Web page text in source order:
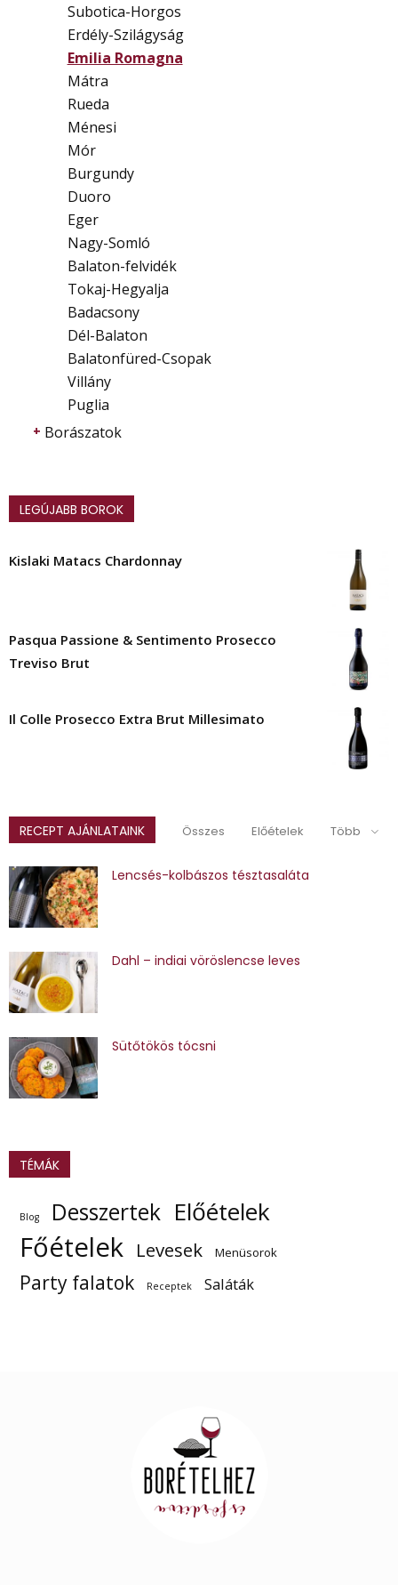
Subotica-Horgos
Erdély-Szilágyság
Emilia Romagna
Mátra
Rueda
Ménesi
Mór
Burgundy
Duoro
Eger
Nagy-Somló
Balaton-felvidék
Tokaj-Hegyalja
Badacsony
Dél-Balaton
Balatonfüred-Csopak
Villány
Puglia
Borászatok
LEGÚJABB BOROK
Kislaki Matacs Chardonnay
Pasqua Passione & Sentimento Prosecco
Treviso Brut
Il Colle Prosecco Extra Brut Millesimato
RECEPT AJÁNLATAINK Összes Előételek Több
Lencsés-kolbászos tésztasaláta
Dahl – indiai vöröslencse leves
Sütőtökös tócsni
TÉMÁK
Blog Desszertek Előételek
Főételek Levesek Menüsorok
Party falatok Receptek Saláták